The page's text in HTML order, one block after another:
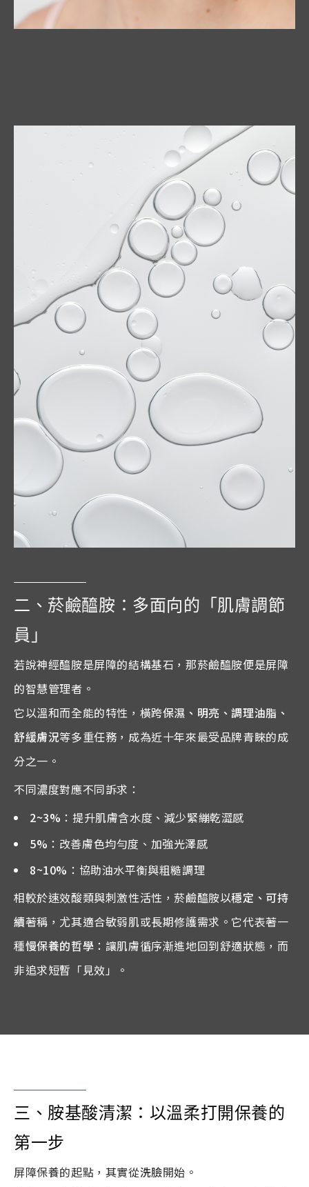
二、菸鹼醯胺：多面向的「肌膚調節
員」
若說神經醯胺是屏障的結構基石，那菸鹼醯胺便是屏障
的智慧管理者。
它以溫和而全能的特性，橫跨保濕、明亮、調理油脂、
舒緩膚況等多重任務，成為近十年來最受品牌青睞的成
分之一。
不同濃度對應不同訴求：
2~3% ：提升肌膚含水度、減少緊繃乾澀感
5% ：改善膚色均勻度、加強光澤感
8~10% ：協助油水平衡與粗糙調理
相較於速效酸類與刺激性活性，菸鹼醯胺以穩定、可持
續著稱，尤其適合敏弱肌或長期修護需求。它代表著一
種慢保養的哲學 ：讓肌膚循序漸進地回到舒適狀態，而
非追求短暫「見效」。
三、胺基酸清潔：以溫柔打開保養的
第一步
屏障保養的起點，其實從洗臉開始。